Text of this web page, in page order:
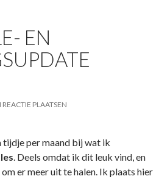
EN
REACTIE PLAATSEN
tijdje per maand bij wat ik
. Deels omdat ik dit leuk vind, en
er meer uit te halen. Ik plaats hier